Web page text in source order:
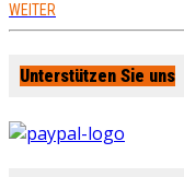
WEITER
Unterstützen Sie uns